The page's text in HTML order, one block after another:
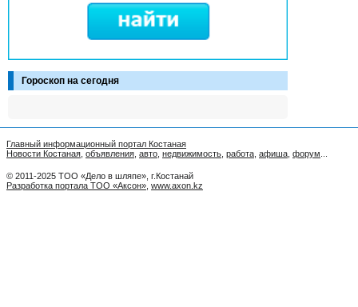
Гороскоп на сегодня
Главный информационный портал Костаная
Новости Костаная объявления авто недвижимость работа афиша форум
© 2011-2025 ТОО «Дело в шляпе», г.Костанай
Разработка портала ТОО «Аксон» www.axon.kz